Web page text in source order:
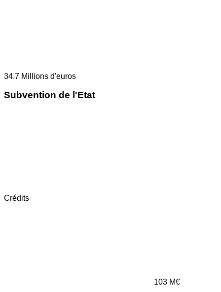
34.7 Millions d'euros
Subvention de l'Etat
Crédits
103 M€